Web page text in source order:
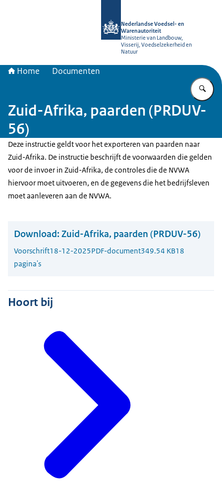
Nederlandse Voedsel- en
Warenautoriteit
Ministerie van Landbouw,
Visserij, Voedselzekerheid en
Natuur
Home Documenten
Zuid-Afrika, paarden (PRDUV-
56)
Deze instructie geldt voor het exporteren van paarden naar
Zuid-Afrika. De instructie beschrijft de voorwaarden die gelden
voor de invoer in Zuid-Afrika, de controles die de NVWA
hiervoor moet uitvoeren, en de gegevens die het bedrijfsleven
moet aanleveren aan de NVWA.
Download: Zuid-Afrika, paarden (PRDUV-56)
Voorschrift18-12-2025PDF-document349.54 KB18
pagina's
Hoort bij